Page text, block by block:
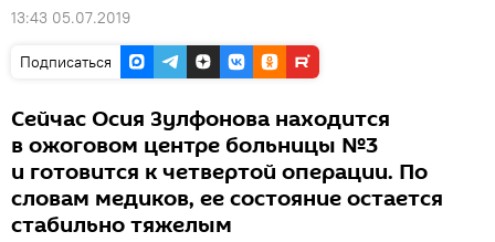
13:43 05.07.2019
Подписаться
Сейчас Осия Зулфонова находится
в ожоговом центре больницы №3
и готовится к четвертой операции. По
словам медиков, ее состояние остается
стабильно тяжелым